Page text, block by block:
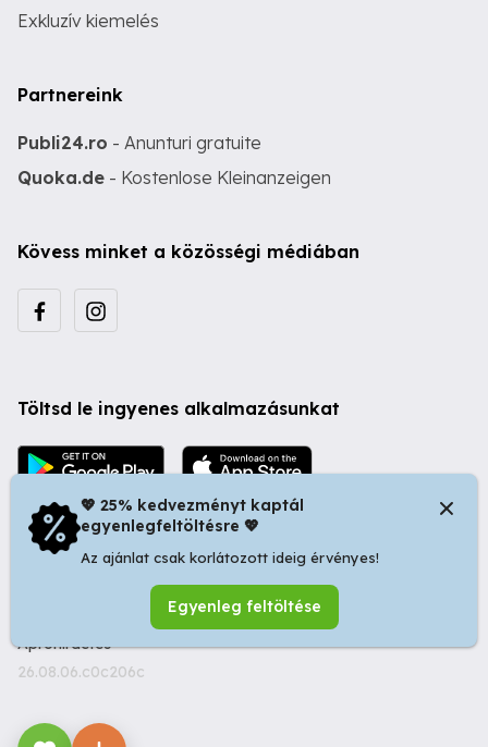
Exkluzív kiemelés
Partnereink
Publi24.ro - Anunturi gratuite
Quoka.de - Kostenlose Kleinanzeigen
Kövess minket a közösségi médiában
Töltsd le ingyenes alkalmazásunkat
© 2026 Startapró S.R.L. | Bulevardul Dacia nr 34, Oradea
410346, Romania | Tax ID: RO44483373 -
Ingyenes
Apróhirdetés
26.08.06.c0c206c
💖 25% kedvezményt kaptál
egyenlegfeltöltésre 💖
Az ajánlat csak korlátozott ideig érvényes!
Egyenleg feltöltése